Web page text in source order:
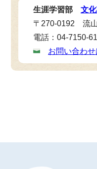
生涯学習部 文
〒270-0192 流
電話：04-7150-
お問い合わ